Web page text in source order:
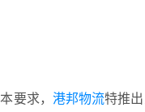
要求， 港邦物流特推出